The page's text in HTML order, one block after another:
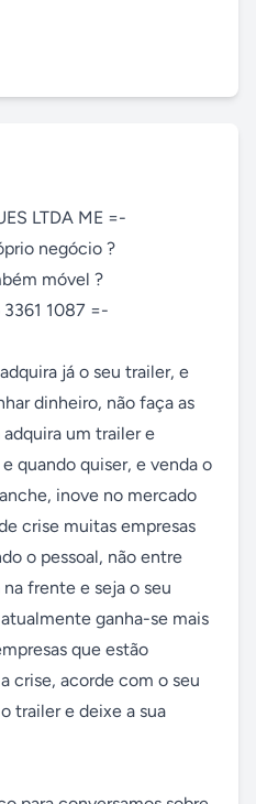
LTDA ME =-
negócio ?
móvel ?
1087 =-
já o seu trailer, e
dinheiro, não faça as
um trailer e
quando quiser, e venda o
inove no mercado
crise muitas empresas
o pessoal, não entre
frente e seja o seu
ganha-se mais
que estão
crise, acorde com o seu
trailer e deixe a sua